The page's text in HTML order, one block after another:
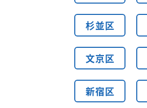
杉並区
文京区
新宿区